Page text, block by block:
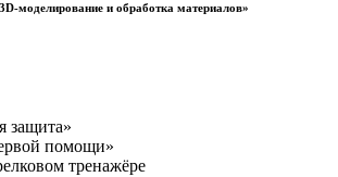
моделирование и обработка материалов»
защита»
помощи»
тренажёре